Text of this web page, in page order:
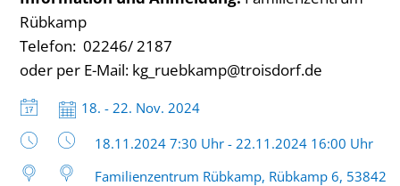
Rübkamp
Telefon: 02246/ 2187
oder per E-Mail: kg_ruebkamp@troisdorf.de
Datum:
18. - 22. Nov. 2024
Uhrzeit:
18.11.2024 7:30 Uhr - 22.11.2024 16:00 Uhr
Familienzentrum Rübkamp, Rübkamp 6, 53842